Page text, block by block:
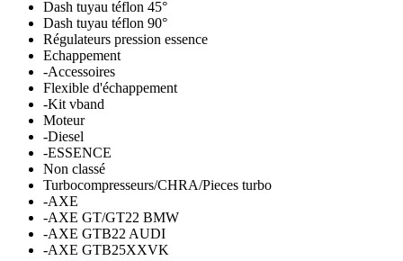
Dash tuyau téflon 45°
Dash tuyau téflon 90°
Régulateurs pression essence
Echappement
-Accessoires
Flexible d'échappement
-Kit vband
Moteur
-Diesel
-ESSENCE
Non classé
Turbocompresseurs/CHRA/Pieces turbo
-AXE
-AXE GT/GT22 BMW
-AXE GTB22 AUDI
-AXE GTB25XXVK